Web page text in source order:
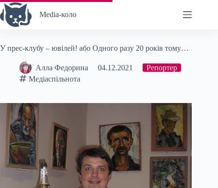
Перейти
до
вмісту
Media-коло
У прес-клубу – ювілей! або Одного разу 20 років тому…
Алла Федорина 04.12.2021
Репортер
Медіаспільнота